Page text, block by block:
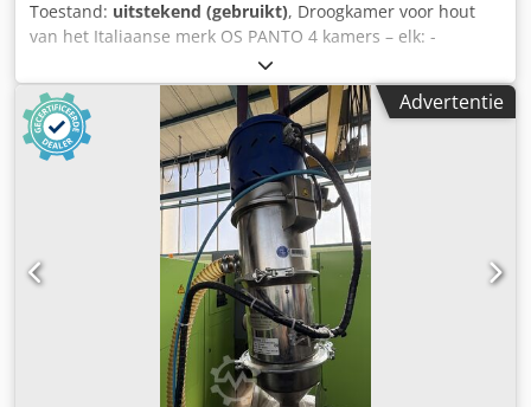
Toestand: uitstekend (gebruikt), Droogkamer voor hout
van het Italiaanse merk OS PANTO 4 kamers – elk: -
breedte: 16,9 m - lengte: 13,5 m - deurhoogte: 5,9 m
Houtcapaciteit per belading ca. 270 m³ Compleet met
volledige documentatie, automatisering,
besturingssoftware ALENT Dsdpfx Ahoyw H H Ej Ieck
Advertentie